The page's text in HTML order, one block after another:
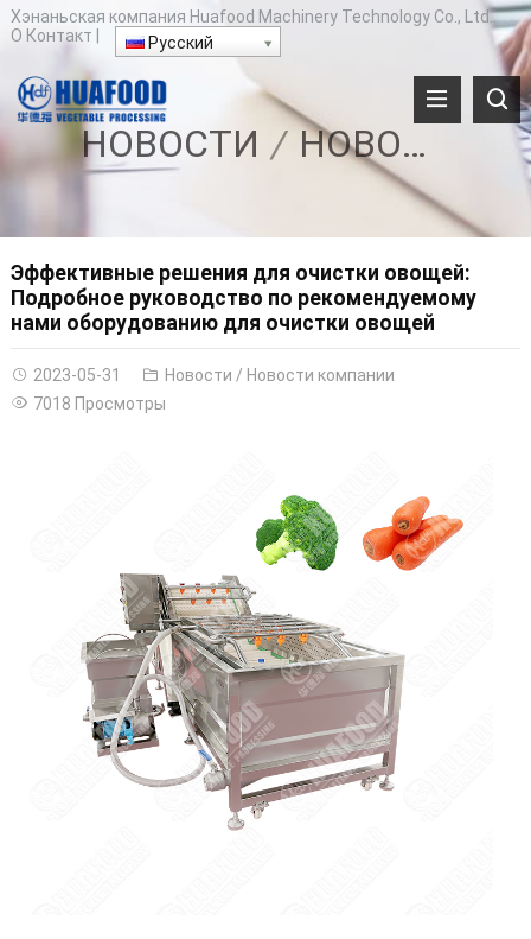
Хэнаньская компания Huafood Machinery Technology Co., Ltd..
О Контакт Русский
НОВОСТИ НОВОСТИ КОМПАНИИ
Эффективные решения для очистки овощей:
Подробное руководство по рекомендуемому
нами оборудованию для очистки овощей
2023-05-31 Новости / Новости компании
7018 Просмотры